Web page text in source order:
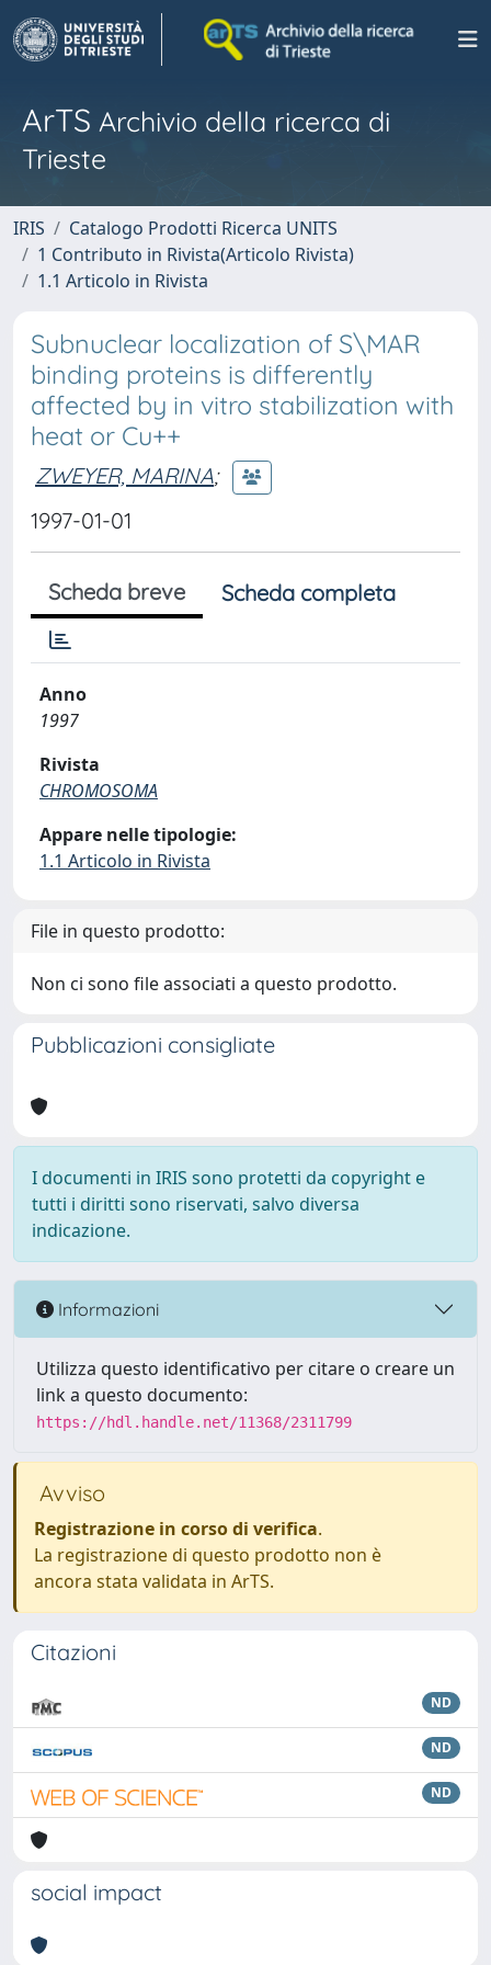
ArTS Archivio della ricerca di
Trieste
IRIS
Catalogo Prodotti Ricerca UNITS
1 Contributo in Rivista(Articolo Rivista)
1.1 Articolo in Rivista
Subnuclear localization of S\MAR
binding proteins is differently
affected by in vitro stabilization with
heat or Cu++
ZWEYER, MARINA;
1997-01-01
Scheda breve Scheda completa
Anno
1997
Rivista
CHROMOSOMA
Appare nelle tipologie:
1.1 Articolo in Rivista
File in questo prodotto:
Non ci sono file associati a questo prodotto.
Pubblicazioni consigliate
I documenti in IRIS sono protetti da copyright e
tutti i diritti sono riservati, salvo diversa
indicazione.
Informazioni
Utilizza questo identificativo per citare o creare un
link a questo documento:
https://hdl.handle.net/11368/2311799
Avviso
Registrazione in corso di verifica.
La registrazione di questo prodotto non è
ancora stata validata in ArTS.
Citazioni
ND
ND
ND
social impact